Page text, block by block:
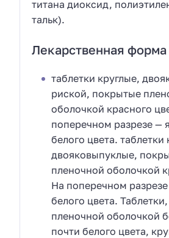
титана диоксид,
тальк).
Лекарственная форма
таблетки круглые,
риской, покрытые
оболочкой красного
поперечном разрезе —
белого цвета. таблетки
двояковыпуклые,
пленочной оболочкой
На поперечном
белого цвета.
пленочной оболочкой
почти белого цвета,